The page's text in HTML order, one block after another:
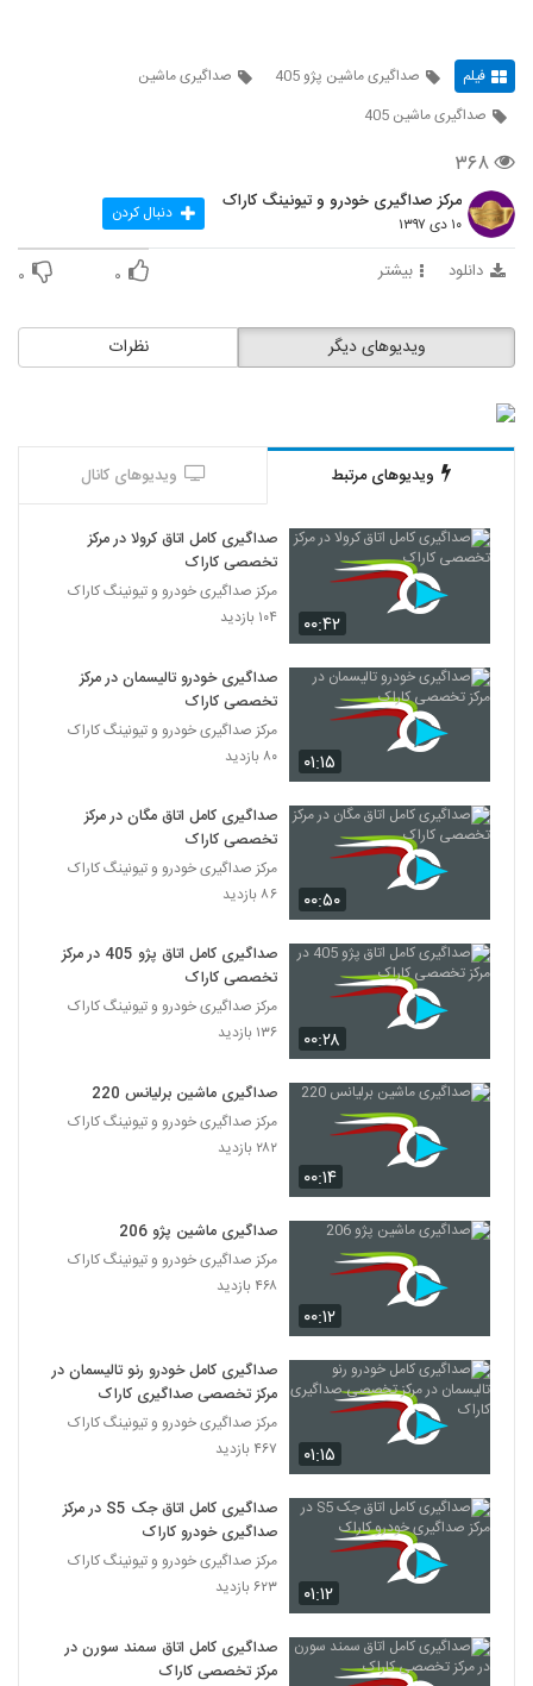
فیلم صداگیری ماشین پژو 405
صداگیری ماشین
صداگیری ماشین 405
۳۶۸
مرکز صداگیری خودرو و تیونینگ کاراک
۱۰ دی ۱۳۹۷ دنبال کردن
دانلود بیشتر ۰ ۰
نظرات ویدیوهای دیگر
ویدیوهای مرتبط ویدیوهای کانال
۰۰:۴۲
صداگیری کامل اتاق کرولا در مرکز
تخصصی کاراک
مرکز صداگیری خودرو و تیونینگ کاراک
۱۰۴ بازدید
۰۱:۱۵
صداگیری خودرو تالیسمان در مرکز
تخصصی کاراک
مرکز صداگیری خودرو و تیونینگ کاراک
۸۰ بازدید
۰۰:۵۰
صداگیری کامل اتاق مگان در مرکز
تخصصی کاراک
مرکز صداگیری خودرو و تیونینگ کاراک
۸۶ بازدید
۰۰:۲۸
صداگیری کامل اتاق پژو 405 در مرکز
تخصصی کاراک
مرکز صداگیری خودرو و تیونینگ کاراک
۱۳۶ بازدید
۰۰:۱۴
صداگیری ماشین برلیانس 220
مرکز صداگیری خودرو و تیونینگ کاراک
۲۸۲ بازدید
۰۰:۱۲
صداگیری ماشین پژو 206
مرکز صداگیری خودرو و تیونینگ کاراک
۴۶۸ بازدید
۰۱:۱۵
صداگیری کامل خودرو رنو تالیسمان در
مرکز تخصصی صداگیری کاراک
مرکز صداگیری خودرو و تیونینگ کاراک
۴۶۷ بازدید
۰۱:۱۲
صداگیری کامل اتاق جک S5 در مرکز
صداگیری خودرو کاراک
مرکز صداگیری خودرو و تیونینگ کاراک
۶۲۳ بازدید
صداگیری کامل اتاق سمند سورن در
مرکز تخصصی کاراک